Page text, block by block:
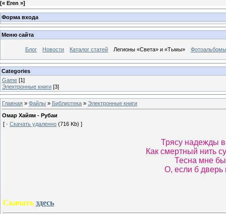
[« Eren »]
Форма входа
Меню сайта
Блог Новости Каталог статей Легионы «Света» и «Тьмы» Фотоальбомы
Categories
Game [1]
Электронные книги [3]
Главная » Файлы » Библиотека » Электронные книги
Омар Хайям - Рубаи
[ · Скачать удаленно (716 Kb) ]
Трясу надежды
Как смертный нить
Тесна мне
О, если б дверь
Скачать здесь